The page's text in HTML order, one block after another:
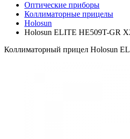
Оптические приборы
Коллиматорные прицелы
Holosun
Holosun ELITE HE509T-GR
Коллиматорный прицел Holosun